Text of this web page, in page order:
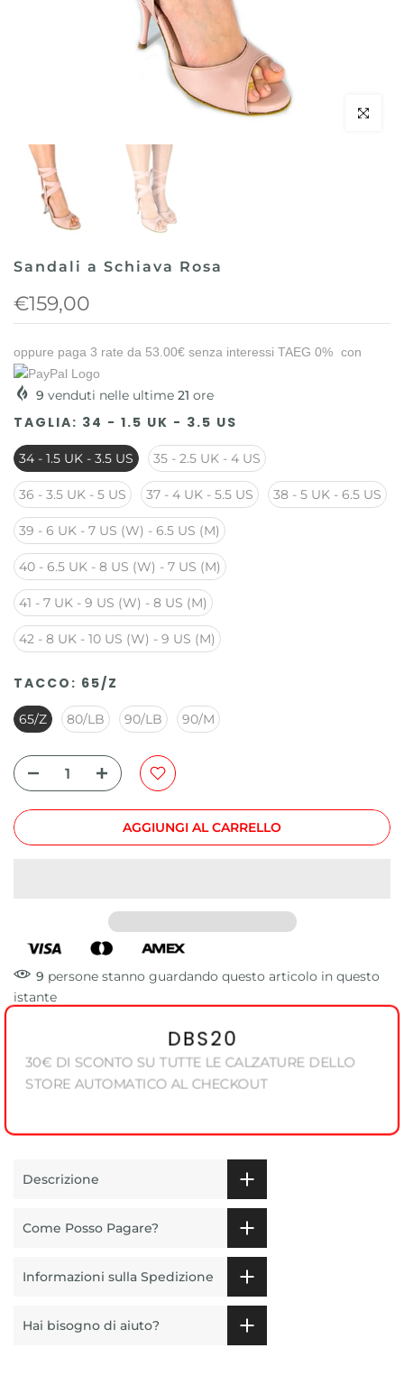
Clicca
Sandali a Schiava Rosa
€159,00
oppure paga 3 rate da 53.00€ senza interessi TAEG 0% con
9 venduti nelle ultime 21 ore
TAGLIA: 34 - 1.5 UK - 3.5 US
34 - 1.5 UK - 3.5 US 35 - 2.5 UK - 4 US
36 - 3.5 UK - 5 US 37 - 4 UK - 5.5 US 38 - 5 UK - 6.5 US
39 - 6 UK - 7 US (W) - 6.5 US (M)
40 - 6.5 UK - 8 US (W) - 7 US (M)
41 - 7 UK - 9 US (W) - 8 US (M)
42 - 8 UK - 10 US (W) - 9 US (M)
TACCO: 65/Z
65/Z 80/LB 90/LB 90/M
AGGIUNGI AL CARRELLO
9 persone stanno guardando questo articolo in questo
istante
DBS20
30€ DI SCONTO SU TUTTE LE CALZATURE DELLO
STORE AUTOMATICO AL CHECKOUT
Descrizione
Come Posso Pagare?
Informazioni sulla Spedizione
Hai bisogno di aiuto?